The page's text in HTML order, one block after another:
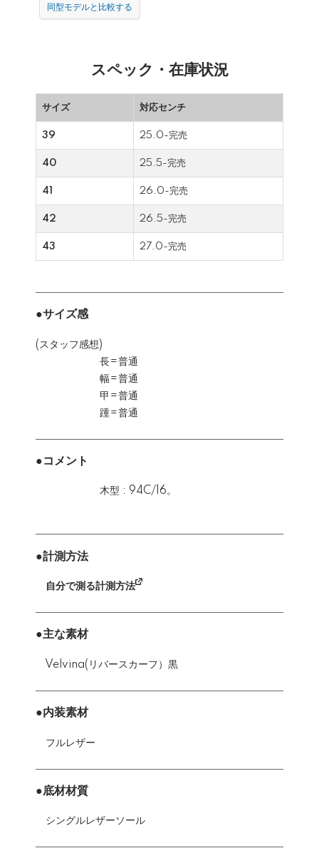
同型モデルと比較する
スペック・在庫状況
サイズ 対応センチ
39 25.0-完売
40 25.5-完売
41 26.0-完売
42 26.5-完売
43 27.0-完売
●サイズ感
(スタッフ感想)
長=普通
幅=普通
甲=普通
踵=普通
●コメント
木型 : 94C/16。
●計測方法
自分で測る計測方法
●主な素材
Velvina(リバースカーフ）黒
●内装素材
フルレザー
●底材材質
シングルレザーソール